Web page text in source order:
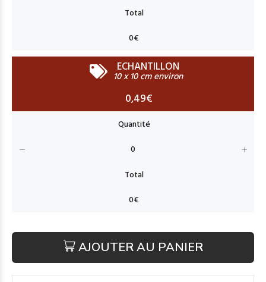
ECHANTILLON
10 x 10 cm environ
0,49€
AJOUTER AU PANIER